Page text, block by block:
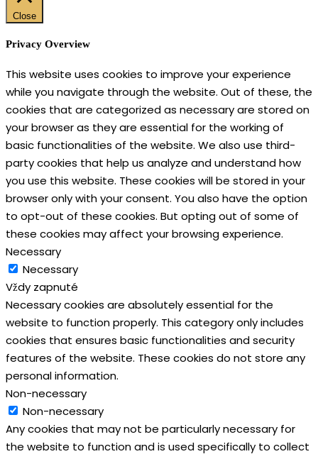
Close
Privacy Overview
This website uses cookies to improve your experience
while you navigate through the website. Out of these, the
cookies that are categorized as necessary are stored on
your browser as they are essential for the working of
basic functionalities of the website. We also use third-
party cookies that help us analyze and understand how
you use this website. These cookies will be stored in your
browser only with your consent. You also have the option
to opt-out of these cookies. But opting out of some of
these cookies may affect your browsing experience.
Necessary
Necessary
Vždy zapnuté
Necessary cookies are absolutely essential for the
website to function properly. This category only includes
cookies that ensures basic functionalities and security
features of the website. These cookies do not store any
personal information.
Non-necessary
Non-necessary
Any cookies that may not be particularly necessary for
the website to function and is used specifically to collect